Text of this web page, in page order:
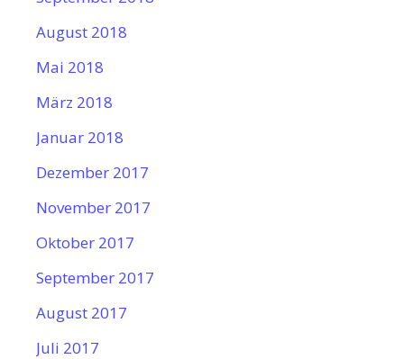
August 2018
Mai 2018
März 2018
Januar 2018
Dezember 2017
November 2017
Oktober 2017
September 2017
August 2017
Juli 2017